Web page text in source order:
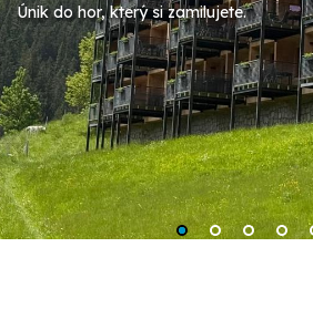
Únik do hor, který si zamilujete.